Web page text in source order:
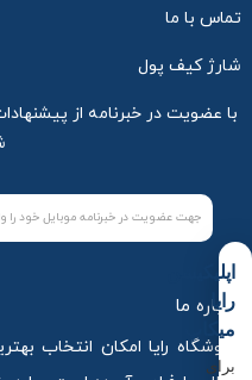
تماس با ما
شارژ کیف پول
با عضویت در خبرنامه از
درباره ما
فروشگاه رایا امکان انتخاب
اپلیکیشن
رایا
میکاپ
برای